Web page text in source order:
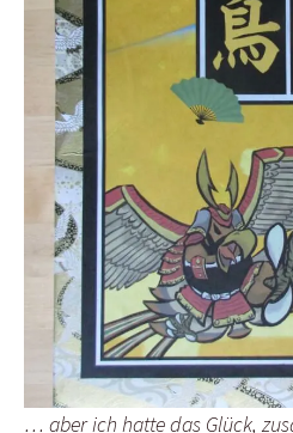
… aber ich hatte das Glück,